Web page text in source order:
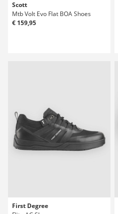
Scott
Mtb Volt Evo Flat BOA Shoes
€ 159,95
First Degree